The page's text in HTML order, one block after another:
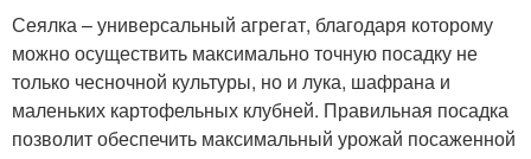
Сеялка – универсальный агрегат, благодаря которому
можно осуществить максимально точную посадку не
только чесночной культуры, но и лука, шафрана и
маленьких картофельных клубней. Правильная посадка
позволит обеспечить максимальный урожай посаженной